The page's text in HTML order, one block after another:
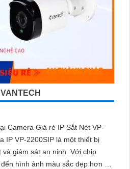
Camera Giá rẻ IP Sắt Nét VP-
IP VP-2200SIP là một thiết bị
sát an ninh. Với chip
hình ảnh màu sắc đẹp hơn và